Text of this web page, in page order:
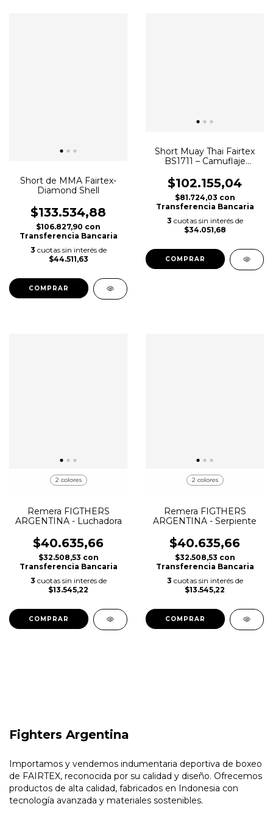
Short de MMA Fairtex-
Diamond Shell
$133.534,88
$106.827,90 con
Transferencia Bancaria
3 cuotas sin interés de
$44.511,63
COMPRAR
Short Muay Thai Fairtex
BS1711 – Camuflaje
$102.155,04
$81.724,03 con
Transferencia Bancaria
3 cuotas sin interés de
$34.051,68
COMPRAR
2 colores
Remera FIGTHERS
ARGENTINA - Luchadora
$40.635,66
$32.508,53 con
Transferencia Bancaria
3 cuotas sin interés de
$13.545,22
COMPRAR
2 colores
Remera FIGTHERS
ARGENTINA - Serpiente
$40.635,66
$32.508,53 con
Transferencia Bancaria
3 cuotas sin interés de
$13.545,22
COMPRAR
Fighters Argentina
Importamos y vendemos indumentaria deportiva de boxeo
de FAIRTEX, reconocida por su calidad y diseño. Ofrecemos
productos de alta calidad, fabricados en Indonesia con
tecnología avanzada y materiales sostenibles.